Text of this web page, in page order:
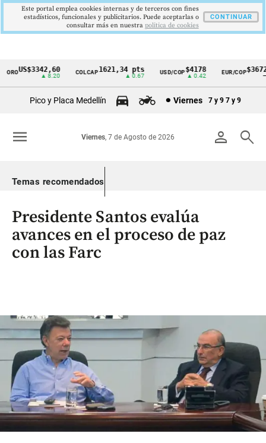
Cintillo
Colombia
US$3342,60
▲ 8.20
COLCAP1621,34 pts
▲ 0.67
USD/COP$4178
▲ 0.42
EUR/COP$3672
Pico y Placa Medellín Viernes 7 y 9 7 y 9
person search
Viernes, 7 de Agosto de 2026
menu
Temas recomendados
Presidente Santos evalúa
avances en el proceso de paz
con las Farc
Este portal emplea cookies internas y de terceros con fines
estadísticos, funcionales y publicitarios. Puede aceptarlas o
consultar más en nuestra politica de cookies
CONTINUAR